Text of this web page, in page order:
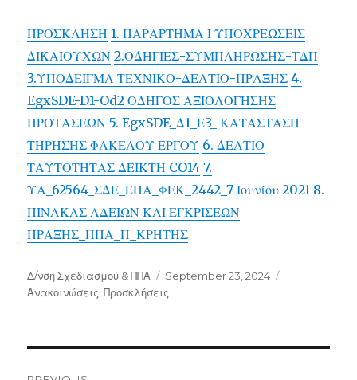
ΠΡΟΣΚΛΗΣΗ 1. ΠΑΡΑΡΤΗΜΑ Ι ΥΠΟΧΡΕΩΣΕΙΣ
ΔΙΚΑΙΟΥΧΩΝ 2.ΟΔΗΓΙΕΣ-ΣΥΜΠΛΗΡΩΣΗΣ-ΤΔΠ
3.ΥΠΟΔΕΙΓΜΑ ΤΕΧΝΙΚΟ-ΔΕΛΤΙΟ-ΠΡΑΞΗΣ 4.
EgxSDE-D1-Od2 ΟΔΗΓΟΣ ΑΞΙΟΛΟΓΗΣΗΣ
ΠΡΟΤΑΣΕΩΝ 5. EgxSDE_Δ1_Ε3_ ΚΑΤΑΣΤΑΣΗ
ΤΗΡΗΣΗΣ ΦΑΚΕΛΟΥ ΕΡΓΟΥ 6. ΔΕΛΤΙΟ
ΤΑΥΤΟΤΗΤΑΣ ΔΕΙΚΤΗ CO14 7.
ΥΑ_62564_ΣΔΕ_ΕΠΑ_ΦΕΚ_2442_7 Ιουνίου 2021 8.
ΠΙΝΑΚΑΣ ΑΔΕΙΩΝ ΚΑΙ ΕΓΚΡΙΣΕΩΝ
ΠΡΑΞΗΣ_ΠΠΑ_Π_ΚΡΗΤΗΣ
Author
Δ/νση Σχεδιασμού & ΠΠΑ
Posted
on
September 23, 2024
Ανακοινώσεις ,Προσκλήσεις